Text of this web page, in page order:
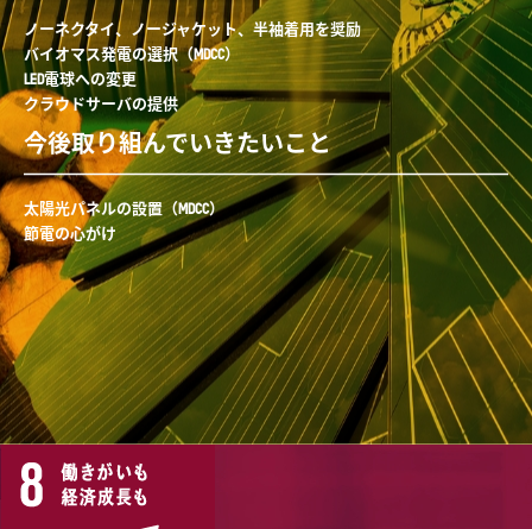
ノーネクタイ、ノージャケット、半袖着用を奨励
バイオマス発電の選択（MDCC）
LED電球への変更
クラウドサーバの提供
今後取り組んでいきたいこと
太陽光パネルの設置（MDCC）
節電の心がけ